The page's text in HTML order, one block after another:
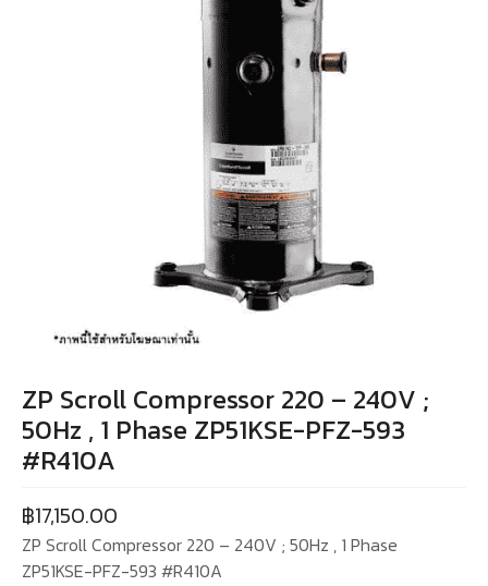
ZP Scroll Compressor 220 – 240V ;
50Hz , 1 Phase ZP51KSE-PFZ-593
#R410A
฿17,150.00
ZP Scroll Compressor 220 – 240V ; 50Hz , 1 Phase
ZP51KSE-PFZ-593 #R410A